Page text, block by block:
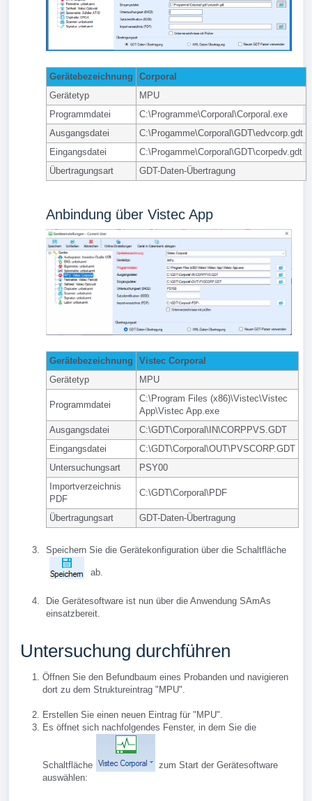
Gerätebezeichnung
Corporal
Gerätetyp
MPU
Programmdatei
C:\Programme\Corporal\Corporal.exe
Ausgangsdatei
C:\Progamme\Corporal\GDT\edvcorp.gdt
Eingangsdatei
C:\Progamme\Corporal\GDT\corpedv.gdt
Übertragungsart
GDT-Daten-Übertragung
Anbindung über Vistec App
Gerätebezeichnung
Vistec Corporal
Gerätetyp
MPU
Programmdatei
C:\Program Files (x86)\Vistec\Vistec
App\Vistec App.exe
Ausgangsdatei
C:\GDT\Corporal\IN\CORPPVS.GDT
Eingangsdatei
C:\GDT\Corporal\OUT\PVSCORP.GDT
Untersuchungsart
PSY00
Importverzeichnis
PDF
C:\GDT\Corporal\PDF
Übertragungsart GDT-Daten-Übertragung
Speichern Sie die Gerätekonfiguration über die Schaltfläche
ab.
Die Gerätesoftware ist nun über die Anwendung SAmAs
einsatzbereit.
Untersuchung durchführen
Öffnen Sie den Befundbaum eines Probanden und navigieren
dort zu dem Struktureintrag "MPU".
Erstellen Sie einen neuen Eintrag für "MPU".
Es öffnet sich nachfolgendes Fenster, in dem Sie die
Schaltfläche
zum Start der Gerätesoftware
auswählen: